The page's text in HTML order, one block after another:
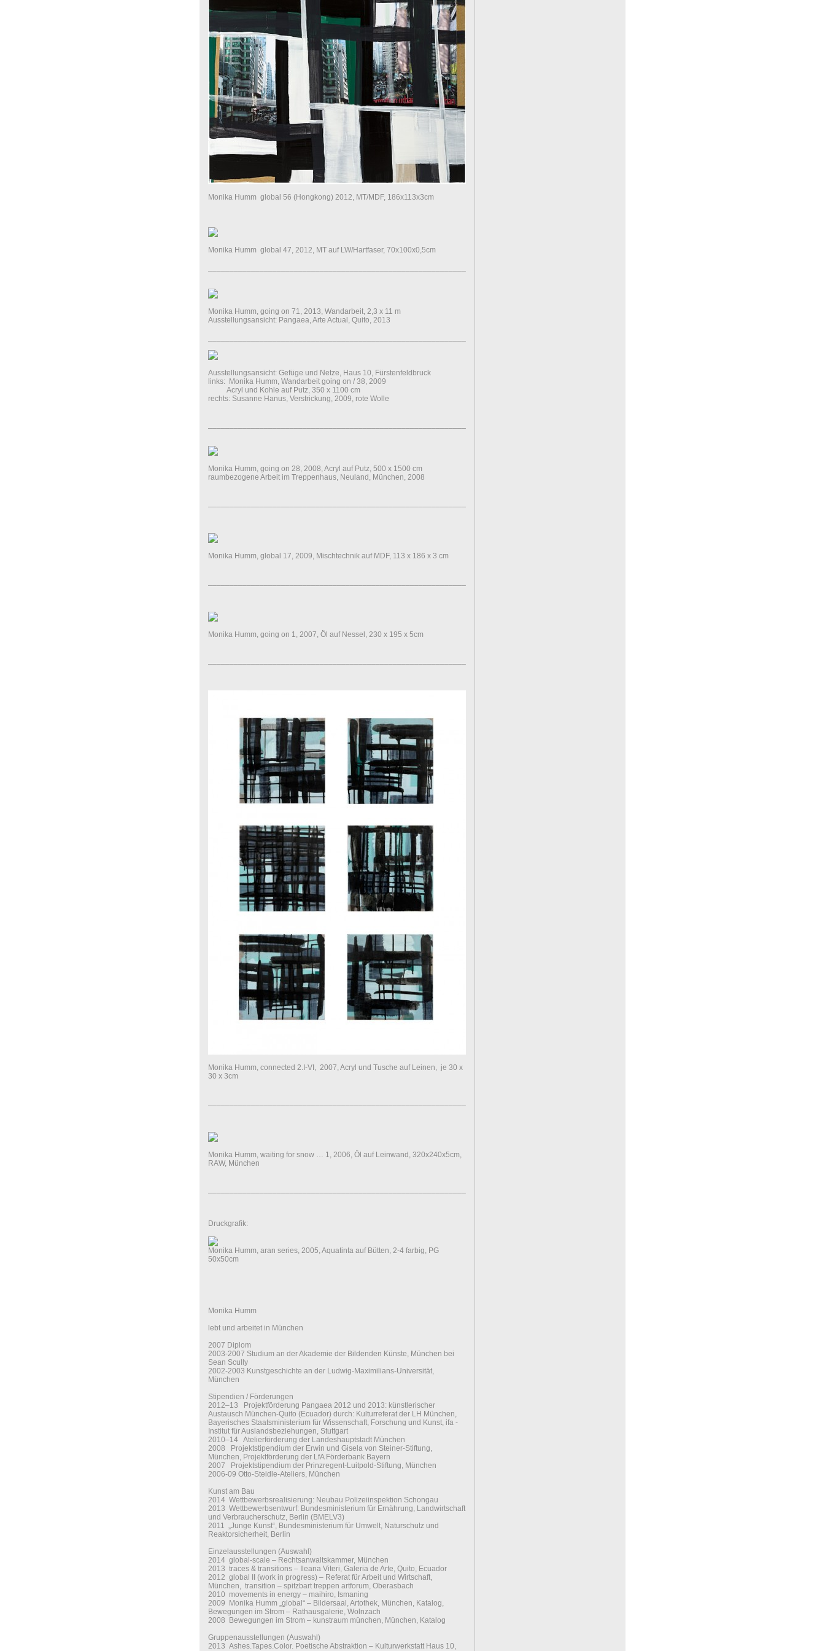
Monika Humm global 56 (Hongkong) 2012, MT/MDF, 186x113x3cm
Monika Humm global 47, 2012, MT auf LW/Hartfaser, 70x100x0,5cm
Monika Humm, going on 71, 2013, Wandarbeit, 2,3 x 11 m
Ausstellungsansicht: Pangaea, Arte Actual, Quito, 2013
Ausstellungsansicht: Gefüge und Netze, Haus 10, Fürstenfeldbruck
links: Monika Humm, Wandarbeit going on / 38, 2009
Acryl und Kohle auf Putz, 350 x 1100 cm
rechts: Susanne Hanus, Verstrickung, 2009, rote Wolle
Monika Humm, going on 28, 2008, Acryl auf Putz, 500 x 1500 cm
raumbezogene Arbeit im Treppenhaus, Neuland, München, 2008
Monika Humm, global 17, 2009, Mischtechnik auf MDF, 113 x 186 x 3 cm
Monika Humm, going on 1, 2007, Öl auf Nessel, 230 x 195 x 5cm
Monika Humm, connected 2.I-VI, 2007, Acryl und Tusche auf Leinen, je 30 x
30 x 3cm
Monika Humm, waiting for snow … 1, 2006, Öl auf Leinwand, 320x240x5cm,
RAW, München
Druckgrafik:
Monika Humm, aran series, 2005, Aquatinta auf Bütten, 2-4 farbig, PG
50x50cm
Monika Humm
lebt und arbeitet in München
2007 Diplom
2003-2007 Studium an der Akademie der Bildenden Künste, München bei
Sean Scully
2002-2003 Kunstgeschichte an der Ludwig-Maximilians-Universität,
München
Stipendien / Förderungen
2012–13 Projektförderung Pangaea 2012 und 2013: künstlerischer
Austausch München-Quito (Ecuador) durch: Kulturreferat der LH München,
Bayerisches Staatsministerium für Wissenschaft, Forschung und Kunst, ifa -
Institut für Auslandsbeziehungen, Stuttgart
2010–14 Atelierförderung der Landeshauptstadt München
2008 Projektstipendium der Erwin und Gisela von Steiner-Stiftung,
München, Projektförderung der LfA Förderbank Bayern
2007 Projektstipendium der Prinzregent-Luitpold-Stiftung, München
2006-09 Otto-Steidle-Ateliers, München
Kunst am Bau
2014 Wettbewerbsrealisierung: Neubau Polizeiinspektion Schongau
2013 Wettbewerbsentwurf: Bundesministerium für Ernährung, Landwirtschaft
und Verbraucherschutz, Berlin (BMELV3)
2011 „Junge Kunst“, Bundesministerium für Umwelt, Naturschutz und
Reaktorsicherheit, Berlin
Einzelausstellungen (Auswahl)
2014 global-scale – Rechtsanwaltskammer, München
2013 traces & transitions – Ileana Viteri, Galeria de Arte, Quito, Ecuador
2012 global II (work in progress) – Referat für Arbeit und Wirtschaft,
München, transition – spitzbart treppen artforum, Oberasbach
2010 movements in energy – maihiro, Ismaning
2009 Monika Humm „global“ – Bildersaal, Artothek, München, Katalog,
Bewegungen im Strom – Rathausgalerie, Wolnzach
2008 Bewegungen im Strom – kunstraum münchen, München, Katalog
Gruppenausstellungen (Auswahl)
2013 Ashes.Tapes.Color. Poetische Abstraktion – Kulturwerkstatt Haus 10,